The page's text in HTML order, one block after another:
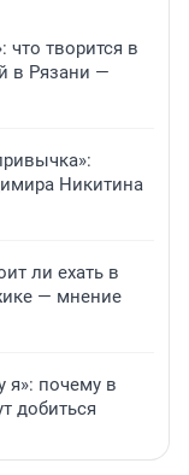
что творится в
в Рязани —
Никитина
ли ехать в
— мнение
я»: почему в
добиться